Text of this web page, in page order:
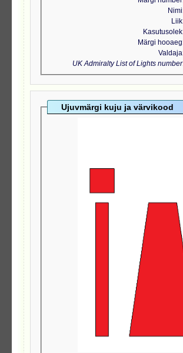
Nimi
Liik
Kasutusolek
Märgi hooaeg
Valdaja
UK Admiralty List of Lights number
Ujuvmärgi kuju ja värvikood